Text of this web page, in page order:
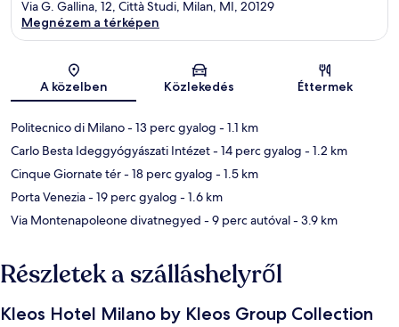
Térkép
Via G. Gallina, 12, Città Studi, Milan, MI, 20129
Megnézem a térképen
A közelben Közlekedés Éttermek
Politecnico di Milano- 13 perc gyalog - 1.1 km
Carlo Besta Ideggyógyászati Intézet- 14 perc gyalog - 1.2 km
Cinque Giornate tér- 18 perc gyalog - 1.5 km
Porta Venezia- 19 perc gyalog - 1.6 km
Via Montenapoleone divatnegyed - 9 perc autóval- 3.9 km
Részletek a szálláshelyről
Kleos Hotel Milano by Kleos Group Collection